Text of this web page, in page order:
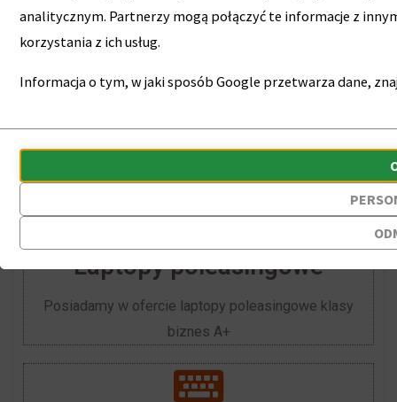
Wybierz interesujący temat
Laptopy poleasingowe
Posiadamy w ofercie laptopy poleasingowe klasy
biznes A+
analitycznym. Partnerzy mogą połączyć te informacje z
korzystania z ich usług.
Informacja o tym, w jaki sposób Google przetwarza dane,
dotyczące
korzystania
witryny
internetowej
Ciasteczka
przechowywane
urządzeniu
przez
witryny